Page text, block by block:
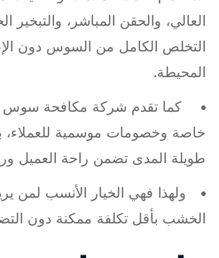
العالي، والحقن المباشر، والتبخير
التخلص الكامل من السوس دون
المحيطة.
كما تقدم شركة مكافحة سوس
خاصة وخصومات موسمية للعملاء،
طويلة المدى تضمن راحة العميل
ولهذا فهي الخيار الأنسب لمن
الخشب بأقل تكلفة ممكنة دون